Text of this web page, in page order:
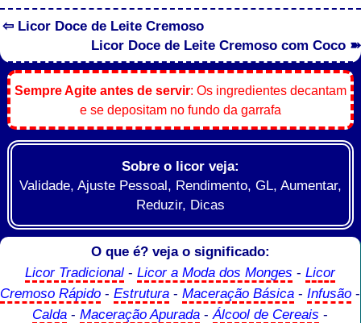
⇦ Licor Doce de Leite Cremoso
Licor Doce de Leite Cremoso com Coco ➽
Sempre Agite antes de servir: Os ingredientes decantam
e se depositam no fundo da garrafa
Sobre o licor veja:
Validade, Ajuste Pessoal, Rendimento, GL, Aumentar,
Reduzir, Dicas
O que é? veja o significado:
Licor Tradicional -Licor a Moda dos Monges -Licor
Cremoso Rápido -Estrutura -Maceração Básica - Infusão -
Calda -Maceração Apurada -Álcool de Cereais -